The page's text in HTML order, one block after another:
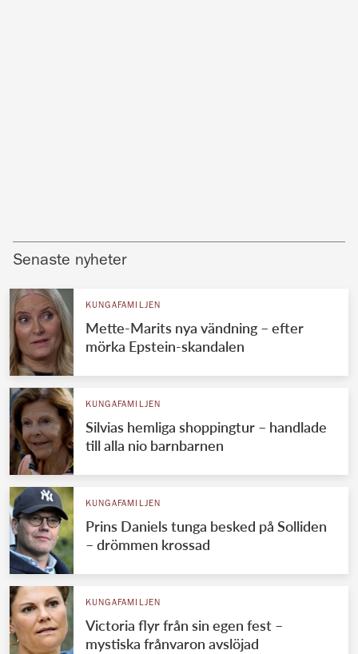
Senaste nyheter
KUNGAFAMILJEN
Mette-Marits nya vändning – efter
mörka Epstein-skandalen
KUNGAFAMILJEN
Silvias hemliga shoppingtur – handlade
till alla nio barnbarnen
KUNGAFAMILJEN
Prins Daniels tunga besked på Solliden
– drömmen krossad
KUNGAFAMILJEN
Victoria flyr från sin egen fest –
mystiska frånvaron avslöjad